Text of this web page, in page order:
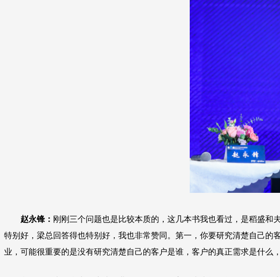
赵永锋： 刚刚三个问题也是比较本质的，这几本书我也看过，是稻盛
特别好，梁总回答得也特别好，我也非常赞同。第一，你要研究清楚自己
业，可能很重要的是没有研究清楚自己的客户是谁，客户的真正需求是什